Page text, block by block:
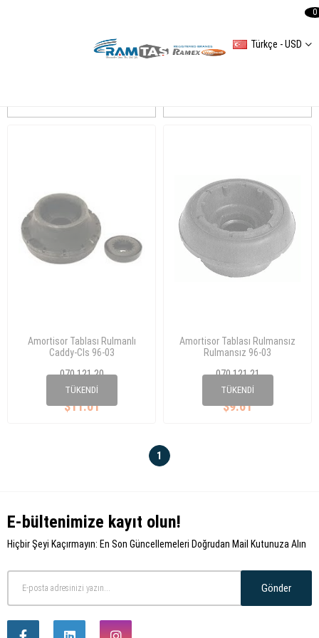
Türkçe - USD
0
TÜKENDI
Amortisor Tablası Rulmanlı
Caddy-Cls 96-03
070 121 20
$11.01
357 412 331AS TÜKENDI
Amortisor Tablası Rulmansız
Rulmansız 96-03
070 121 21
$9.61
357 412 331A
1
E-bültenimize kayıt olun!
Hiçbir Şeyi Kaçırmayın: En Son Güncellemeleri Doğrudan Mail Kutunuza Alın
Gönder